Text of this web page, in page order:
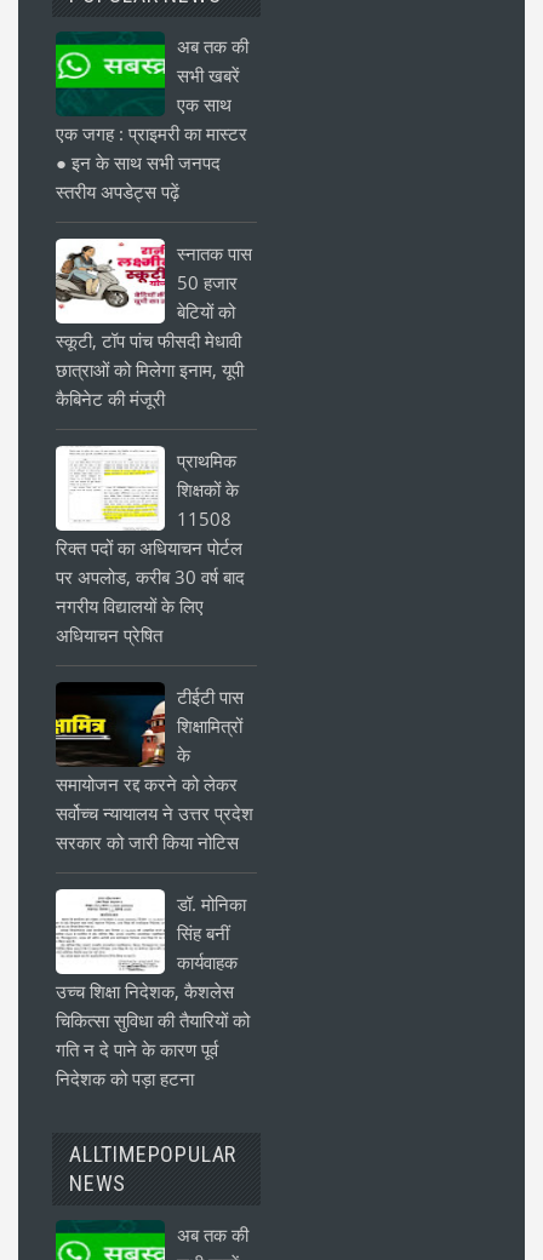
अब तक की
सभी खबरें
एक साथ
एक जगह : प्राइमरी का मास्टर
● इन के साथ सभी जनपद
स्तरीय अपडेट्स पढ़ें
स्नातक पास
50 हजार
बेटियों को
स्कूटी, टॉप पांच फीसदी मेधावी
छात्राओं को मिलेगा इनाम, यूपी
कैबिनेट की मंजूरी
प्राथमिक
शिक्षकों के
11508
रिक्त पदों का अधियाचन पोर्टल
पर अपलोड, करीब 30 वर्ष बाद
नगरीय विद्यालयों के लिए
अधियाचन प्रेषित
टीईटी पास
शिक्षामित्रों
के
समायोजन रद्द करने को लेकर
सर्वोच्च न्यायालय ने उत्तर प्रदेश
सरकार को जारी किया नोटिस
डॉ. मोनिका
सिंह बनीं
कार्यवाहक
उच्च शिक्षा निदेशक, कैशलेस
चिकित्सा सुविधा की तैयारियों को
गति न दे पाने के कारण पूर्व
निदेशक को पड़ा हटना
ALLTIMEPOPULAR
NEWS
अब तक की